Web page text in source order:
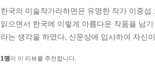
한국의 미술작가라하면은 유명한 작가 이중
읽으면서 한국에 이렇게 아름다운 작품을 남
라는 생각을 하였다, 신문상에 입사하여 자신
1명이 이 리뷰를 추천합니다.